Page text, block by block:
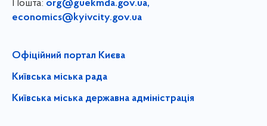
Пошта: org@guekmda.gov.ua,
economics@kyivcity.gov.ua
Офіційний портал Києва
Київська міська рада
Київська міська державна адміністрація